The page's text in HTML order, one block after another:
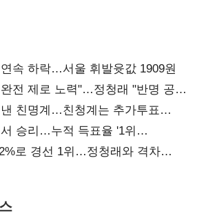
속 하락…서울 휘발윳값 1909원
전 제로 노력"…정청래 "반명 공세
친명계…친청계는 추가투표
승리…누적 득표율 '1위
로 경선 1위…정청래와 격차